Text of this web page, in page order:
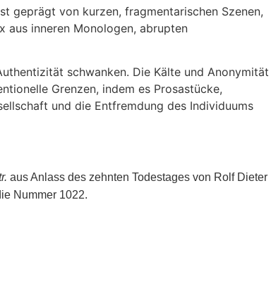
geprägt von kurzen, fragmentarischen Szenen,
aus inneren Monologen, abrupten
schwanken. Die Kälte und Anonymität
Grenzen, indem es Prosastücke,
und die Entfremdung des Individuums
aus Anlass des zehnten Todestages von Rolf Dieter
Nummer 1022.